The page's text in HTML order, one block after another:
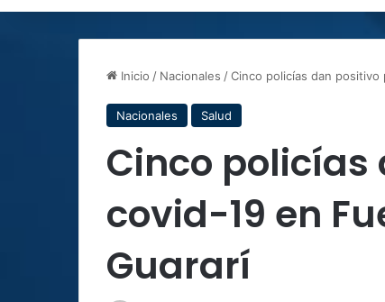
Inicio / Nacionales /Cinco policías dan positivo
Nacionales Salud
Cinco
covid-19 en
Guararí